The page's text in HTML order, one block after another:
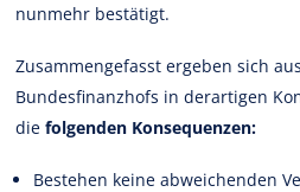
nunmehr bestätigt.
Zusammengefasst ergeben sich
Bundesfinanzhofs in derartigen
diefolgenden Konsequenzen:
Bestehen keine abweichenden